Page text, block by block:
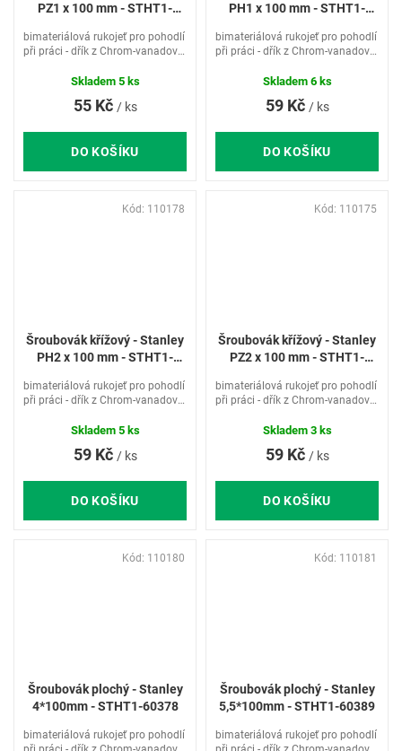
PZ1 x 100 mm - STHT1-
55 Kč / ks
DO KOŠÍKU
bimateriálová rukojeť pro pohodlí
při práci - dřík z Chrom-vanadové
životnost šroubováku - otvor pro
Skladem 5 ks
PH1 x 100 mm - STHT1-
59 Kč / ks
DO KOŠÍKU
bimateriálová rukojeť pro pohodlí
při práci - dřík z Chrom-vanadové
životnost šroubováku - otvor pro
Skladem 6 ks
Šroubovák křížový - Stanley
PH2 x 100 mm - STHT1-
59 Kč / ks
DO KOŠÍKU
bimateriálová rukojeť pro pohodlí
při práci - dřík z Chrom-vanadové
životnost šroubováku - otvor pro
Skladem 5 ks
Kód: 110178
Šroubovák křížový - Stanley
PZ2 x 100 mm - STHT1-
59 Kč / ks
DO KOŠÍKU
bimateriálová rukojeť pro pohodlí
při práci - dřík z Chrom-vanadové
životnost šroubováku - otvor pro
Skladem 3 ks
Kód: 110175
Šroubovák plochý - Stanley
4*100mm - STHT1-60378
bimateriálová rukojeť pro pohodlí
Kód: 110180
Šroubovák plochý - Stanley
5,5*100mm - STHT1-60389
bimateriálová rukojeť pro pohodlí
Kód: 110181